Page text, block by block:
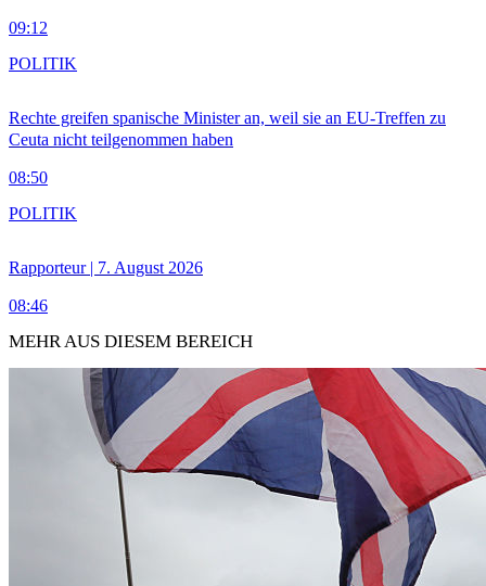
09:12
Rechte greifen spanische Minister an, weil sie an EU-Treffen zu
Ceuta nicht teilgenommen haben
08:50
POLITIK
Rapporteur | 7. August 2026
08:46
POLITIK
MEHR AUS DIESEM BEREICH